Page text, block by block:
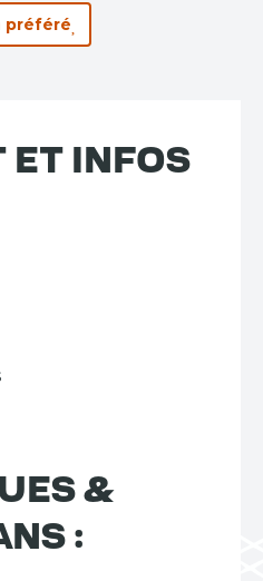
préféré
ET INFOS
&
: